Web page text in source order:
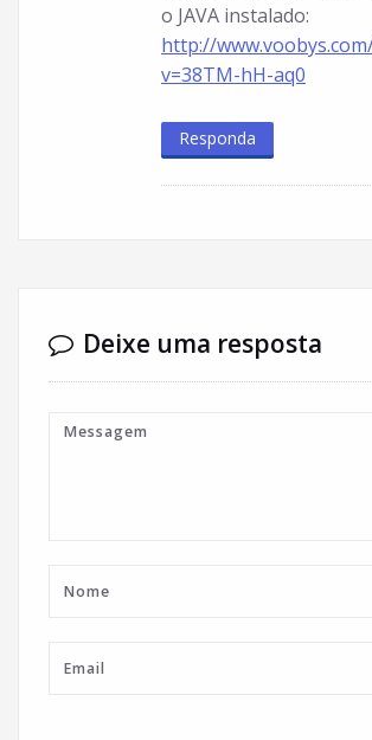
o JAVA instalado:
http://
v=38TM-hH-aq0
Responda
Deixe uma resposta